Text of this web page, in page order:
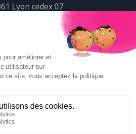
Lyon cedex 07
lyon.fr
(0)4 37 37 82 01
embed/Qm-prNOXepo